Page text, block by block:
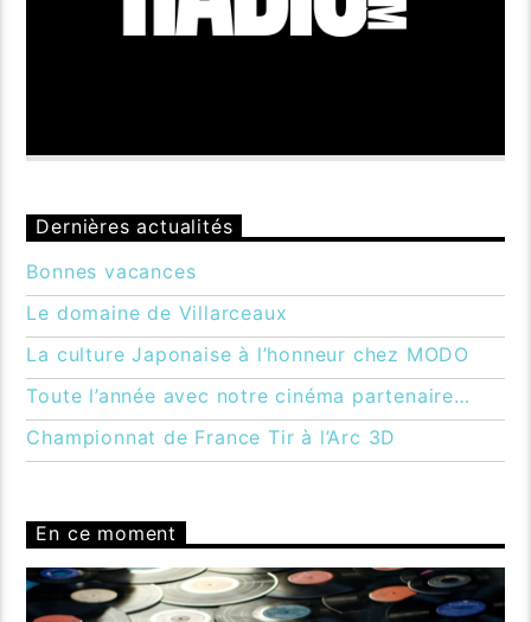
Dernières actualités
Bonnes vacances
Le domaine de Villarceaux
La culture Japonaise à l’honneur chez MODO
Toute l’année avec notre cinéma partenaire…
Championnat de France Tir à l’Arc 3D
En ce moment